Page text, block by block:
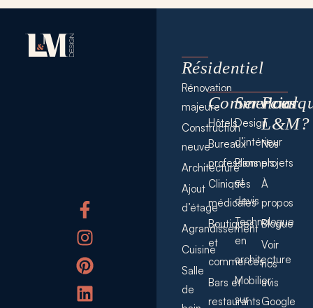
Résidentiel
Rénovation
majeure
Construction
neuve
Architecture
Ajout
d’étage
Agrandissement
Cuisine
Salle
de
Commercial
Hôtels
Bureaux
professionnels
Cliniques
médicales
Boutiques
et
commerces
Bars et
restaurants
Services
Design
d’intérieur
Plans
et
devis
Technologue
en
architecture
Mobilier
sur
L&M?
Nos
projets
À
propos
Blogue
Voir
nos
avis
Google